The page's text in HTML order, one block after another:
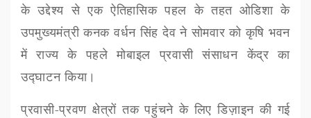
के उद्देश्य से एक ऐतिहासिक पहल के तहत ओडिशा के
उपमुख्यमंत्री कनक वर्धन सिंह देव ने सोमवार को कृषि भवन
में राज्य के पहले मोबाइल प्रवासी संसाधन केंद्र का
उद्घाटन किया।
प्रवासी-प्रवण क्षेत्रों तक पहुंचने के लिए डिज़ाइन की गई